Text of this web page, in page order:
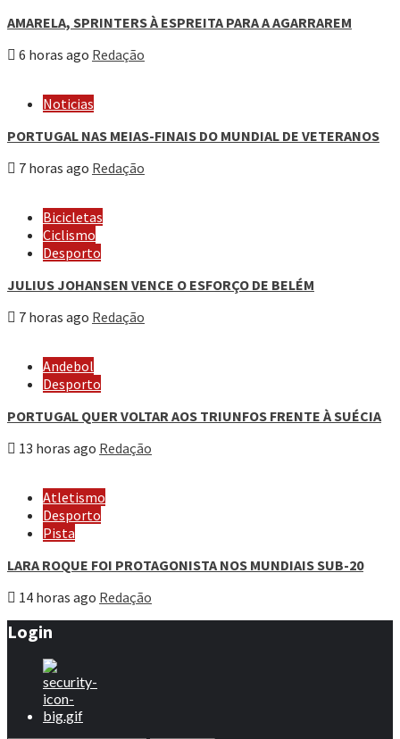
AMARELA, SPRINTERS À ESPREITA PARA A AGARRAREM
6 horas ago Redação
Noticias
PORTUGAL NAS MEIAS-FINAIS DO MUNDIAL DE VETERANOS
7 horas ago Redação
Bicicletas
Ciclismo
Desporto
JULIUS JOHANSEN VENCE O ESFORÇO DE BELÉM
7 horas ago Redação
Andebol
Desporto
PORTUGAL QUER VOLTAR AOS TRIUNFOS FRENTE À SUÉCIA
13 horas ago Redação
Atletismo
Desporto
Pista
LARA ROQUE FOI PROTAGONISTA NOS MUNDIAIS SUB-20
14 horas ago Redação
Login